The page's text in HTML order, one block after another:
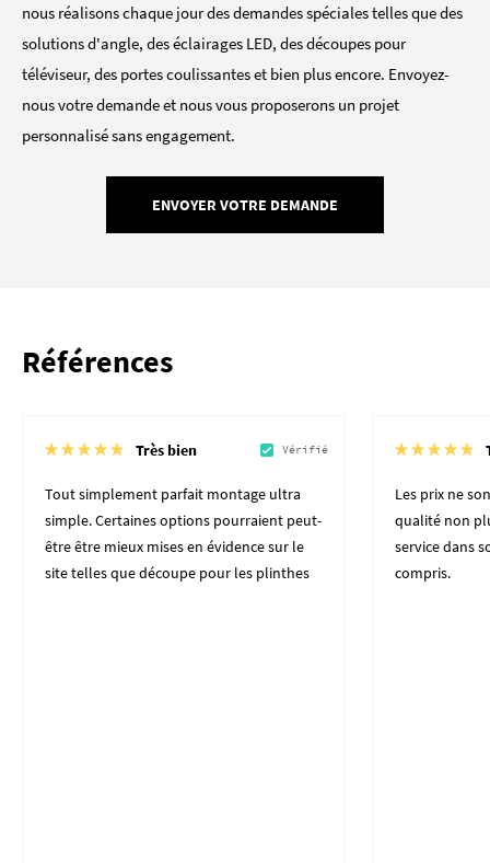
nous réalisons chaque jour des demandes spéciales telles que des
solutions d'angle, des éclairages LED, des découpes pour
téléviseur, des portes coulissantes et bien plus encore. Envoyez-
nous votre demande et nous vous proposerons un projet
personnalisé sans engagement.
ENVOYER VOTRE DEMANDE
Références
Très bien Vérifié
Tout simplement parfait montage ultra
simple. Certaines options pourraient peut-
être être mieux mises en évidence sur le
site telles que découpe pour les plinthes
Les prix ne
qualité non
service dans
compris.